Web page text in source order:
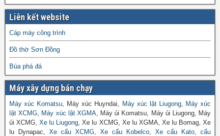
Liên kết website
Cáp máy công trình
Đồ thờ Sơn Đồng
Búa phá đá
Máy xây dựng bán chạy
Máy xúc Komatsu , Máy xúc Huyndai, Máy xúc lật Liugong,
Máy xúc
lật XCMG
Máy xúc lật XGMA, Máy ủi Komatsu, Máy ủi Liugong, Máy
ủi XCMG,Xe lu Liugong , Xe lu XCMG, Xe lu XGMA, Xe lu Bomag, Xe
lu Dynapac, Xe cẩu XCMG Xe cẩu Kobelco Xe cẩu Kato
cẩu